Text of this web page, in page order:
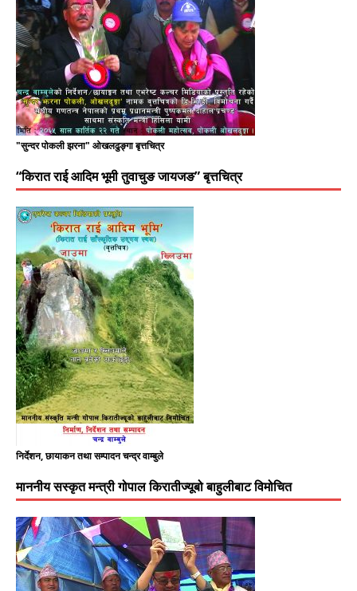
"सुन्दर पोकली झरना" ओखलढुङ्गा बृत्तचित्र
“किरात राई आदिम भूमी तुवाचुङ जायजङ” बृत्तचित्र
निर्देशन, छायाकन तथा सम्पादन चन्द्र वाम्बुले
माननीय सस्कृत मन्त्री गोपाल किरातीज्यूबो बाहुलीबाट विमोचित